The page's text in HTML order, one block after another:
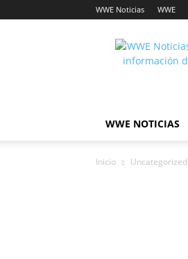
WWE Noticias WWE
WWE NOTICIAS
Inicio Uncategorized